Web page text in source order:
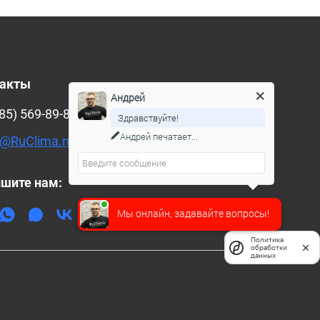
569-89-88
нам:
Мы онлайн, задавайте вопросы!
Андрей
Здравствуйте!
Андрей печатает...
Политика
обработки
данных